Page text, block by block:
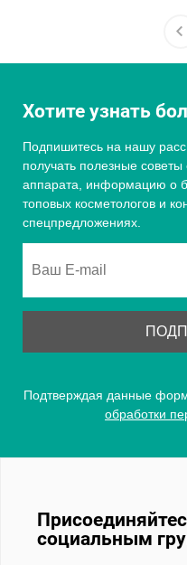
Хотите узнать
Подпишитесь на нашу
получать полезные
аппарата, информацию о
топовых косметологов и
спецпредложениях.
Подтверждая данные
обработки
социальным